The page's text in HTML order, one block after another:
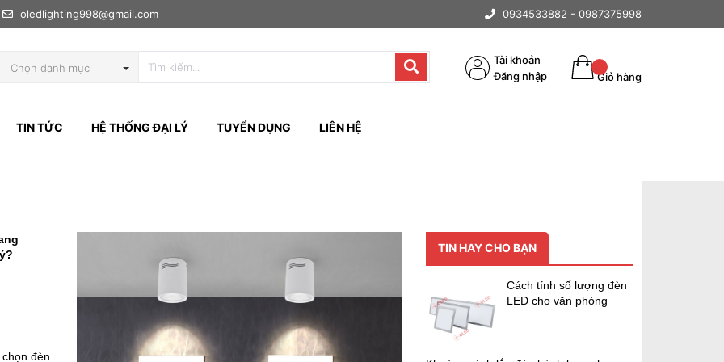
oledlighting998@gmail.com 0934533882 - 0987375998
Chọn danh mục
Giỏ hàng
Tài khoản
Đăng nhập
TIN TỨC HỆ THỐNG ĐẠI LÝ TUYỂN DỤNG LIÊN HỆ
đèn
TIN HAY CHO BẠN
Cách tính số lượng đèn
LED cho văn phòng